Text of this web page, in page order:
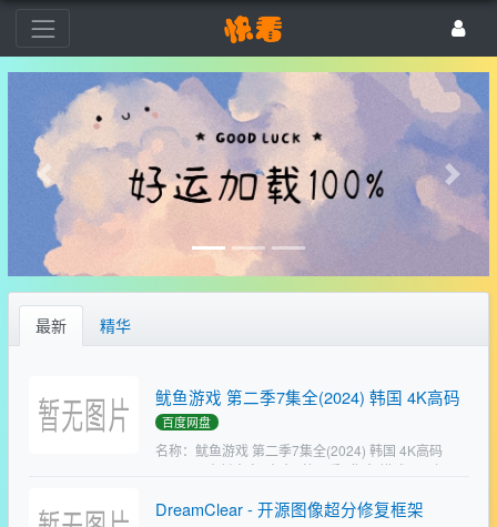
最新 精华
鱿鱼游戏 第二季7集全(2024) 韩国 4K高码
百度网盘
名称：鱿鱼游戏 第二季7集全(2024) 韩国 4K高码
&1080p 内封中字 [内含S第一季9集全]描述：三年
想远走高飞，却在搭机赴美前临阵…
DreamClear - 开源图像超分修复框架